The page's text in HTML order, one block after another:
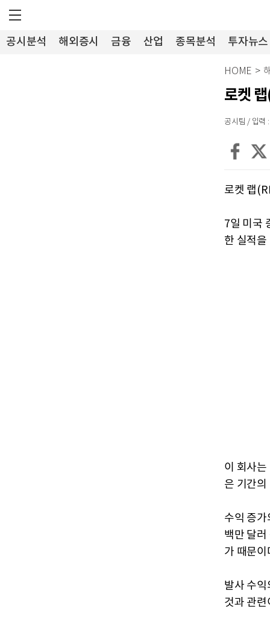
공시분석 해외증시 금융 산업 종목분석 투자뉴스
HOME >
로켓
공시팀 / 입력
로켓 랩
7일 미국
한 실적을
이 회사
은 기간
수익 증
백만 달
가 때문이
발사 수
것과 관련